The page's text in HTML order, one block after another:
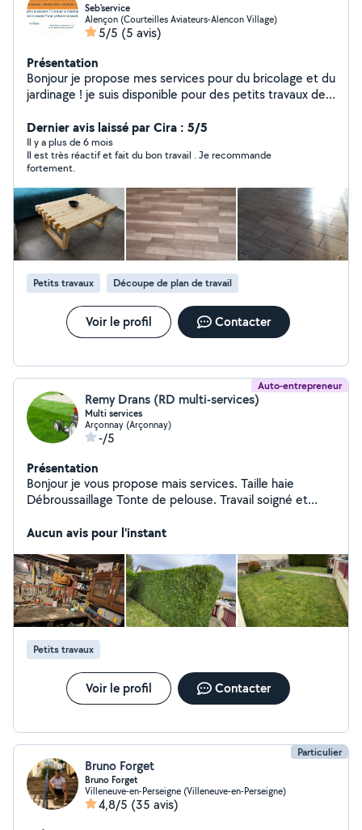
Seb'service
Alençon (Courteilles Aviateurs-Alencon Village)
5/5 (5 avis)
Présentation
Bonjour je propose mes services pour du bricolage et du
jardinage ! je suis disponible pour des petits travaux de
ect... je peux me déplacer dans un rayon de 30 km
autour d'Alençon n'hésitez pas à me contacter!
Dernier avis laissé par Cira : 5/5
Il y a plus de 6 mois
Il est très réactif et fait du bon travail . Je recommande
fortement.
Petits travaux Découpe de plan de travail
Voir le profil Contacter
Auto-entrepreneur
Remy Drans (RD multi-services)
Multi services
Arçonnay (Arçonnay)
-/5
Présentation
Bonjour je vous propose mais services. Taille haie
Débroussaillage Tonte de pelouse. Travail soigné et
Aucun avis pour l'instant
Petits travaux
Voir le profil Contacter
Particulier
Bruno Forget
Bruno Forget
Villeneuve-en-Perseigne (Villeneuve-en-Perseigne)
4,8/5 (35 avis)